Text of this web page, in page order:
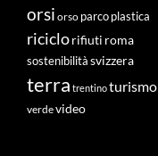
orsi orso parco plastica
riciclorifiuti roma
sostenibilità svizzera
terra trentinoturismo
verdevideo